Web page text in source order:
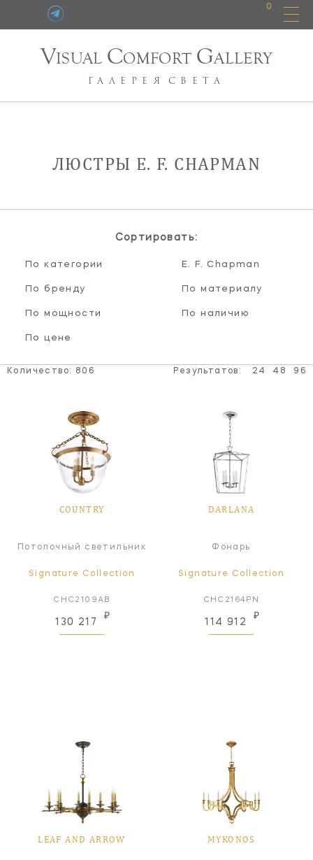
0
VISUAL COMFORT GALLERY
ГАЛЕРЕЯ СВЕТА
ЛЮСТРЫ E. F. CHAPMAN
Сортировать:
По категории E. F. Chapman
По бренду По материалу
По мощности По наличию
По цене
Количество: 806 Результатов: 24 48 96
COUNTRY
Потолочный светильник
Signature Collection
CHC2109AB
130 217
₽
DARLANA
Фонарь
Signature Collection
CHC2164PN
114 912
₽
LEAF AND ARROW MYKONOS